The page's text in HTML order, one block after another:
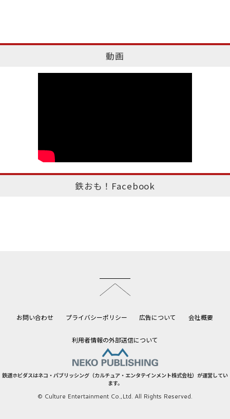
動画
鉄おも！Facebook
お問い合わせ プライバシーポリシー 広告について 会社概要
利用者情報の外部送信について
鉄道ホビダスはネコ・パブリッシング（カルチュア・エンタテインメント株式会社）が運営してい
ます。
© Culture Entertainment Co.,Ltd. All Rights Reserved.